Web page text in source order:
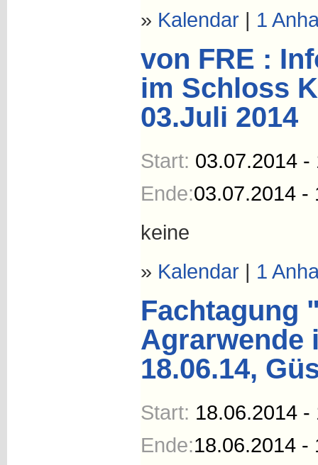
» Kalendar| 1
von FRE :
im Schloss
03.Juli 2014
Start: 03.07.2014 -
Ende:03.07.2014 -
keine
» Kalendar| 1
Fachtagung
Agrarwende
18.06.14,
Start: 18.06.2014 -
Ende:18.06.2014 -